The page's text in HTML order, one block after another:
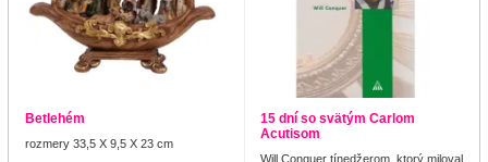
Betlehém
rozmery 33,5 X 9,5 X 23 cm
15 dní so svätým Carlom
Acutisom
Will Conquer tínedžerom, ktorý miloval